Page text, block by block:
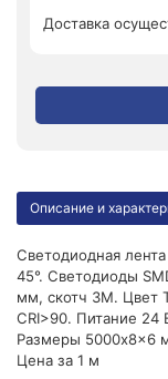
Доставка
Описание и
Светодиодная
45°. Светодиоды
мм, скотч 3M. Цвет
CRI>90. Питание
Размеры 5000x8x6
Цена за 1 м